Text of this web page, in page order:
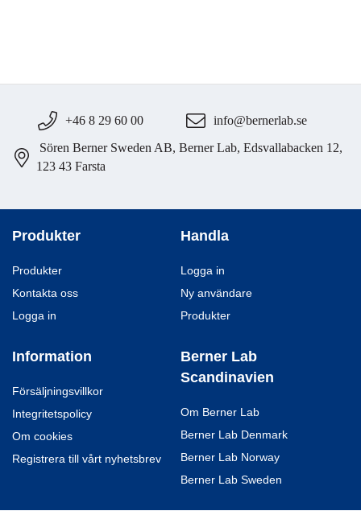
+46 8 29 60 00 info@bernerlab.se
Sören Berner Sweden AB, Berner Lab, Edsvallabacken 12,
123 43 Farsta
Produkter
Produkter
Kontakta oss
Logga in
Handla
Logga in
Ny användare
Produkter
Information
Försäljningsvillkor
Integritetspolicy
Om cookies
Registrera till vårt nyhetsbrev
Berner Lab
Scandinavien
Om Berner Lab
Berner Lab Denmark
Berner Lab Norway
Berner Lab Sweden